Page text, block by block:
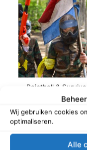
Wij gebruiken cookies
optimaliseren.
Alle
Paintball &
voor scholen
Read more